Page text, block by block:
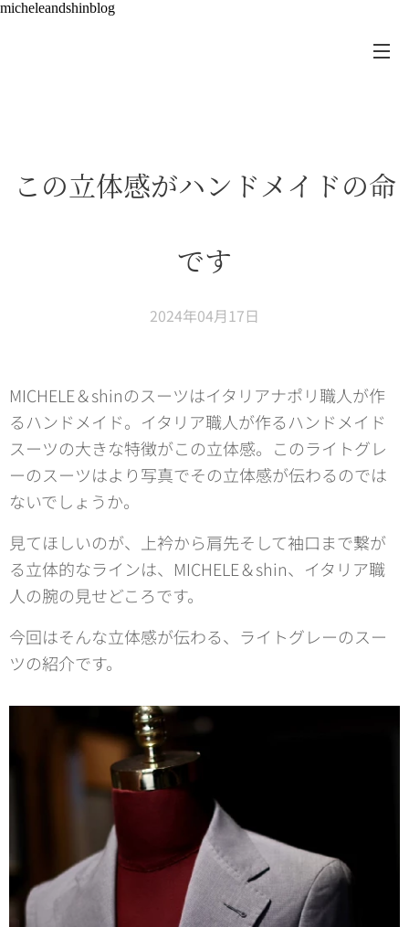
micheleandshinblog
この立体感がハンドメイドの命
です
2024年04月17日
MICHELE＆shinのスーツはイタリアナポリ職人が作
るハンドメイド。イタリア職人が作るハンドメイド
スーツの大きな特徴がこの立体感。このライトグレ
ーのスーツはより写真でその立体感が伝わるのでは
ないでしょうか。
見てほしいのが、上衿から肩先そして袖口まで繋が
る立体的なラインは、MICHELE＆shin、イタリア職
人の腕の見せどころです。
今回はそんな立体感が伝わる、ライトグレーのスー
ツの紹介です。